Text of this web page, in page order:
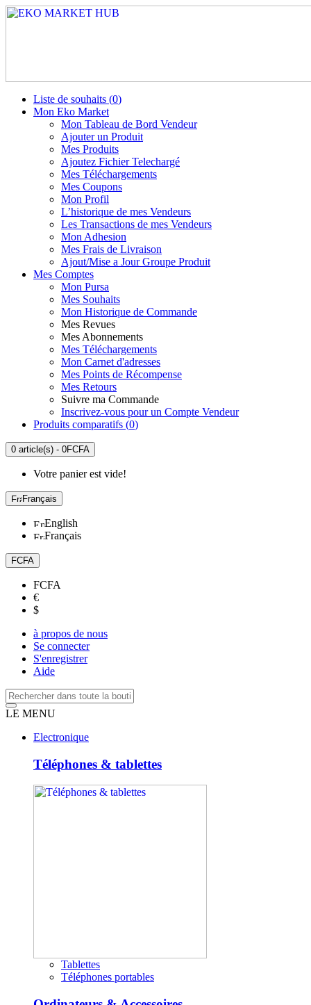
Liste de souhaits (0)
Mon Eko Market
Mon Tableau de Bord Vendeur
Ajouter un Produit
Mes Produits
Ajoutez Fichier Telechargé
Mes Téléchargements
Mes Coupons
Mon Profil
L’historique de mes Vendeurs
Les Transactions de mes Vendeurs
Mon Adhesion
Mes Frais de Livraison
Ajout/Mise a Jour Groupe Produit
Mes Comptes
Mon Pursa
Mes Souhaits
Mon Historique de Commande
Mes Revues
Mes Abonnements
Mes Téléchargements
Mon Carnet d'adresses
Mes Points de Récompense
Mes Retours
Suivre ma Commande
Inscrivez-vous pour un Compte Vendeur
Produits comparatifs (0)
0 article(s) - 0FCFA
Votre panier est vide!
Français
English
Français
FCFA
FCFA
€
$
à propos de nous
Se connecter
S'enregistrer
Aide
LE MENU
Electronique
Téléphones & tablettes
Tablettes
Téléphones portables